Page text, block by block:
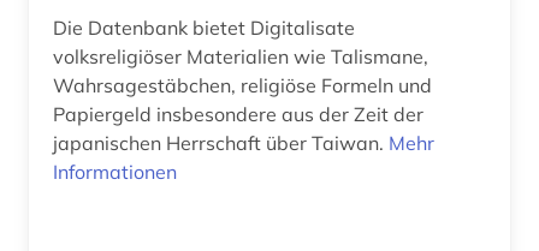
Die Datenbank bietet Digitalisate
volksreligiöser Materialien wie Talismane,
Wahrsagestäbchen, religiöse Formeln und
Papiergeld insbesondere aus der Zeit der
japanischen Herrschaft über Taiwan. Mehr
Informationen